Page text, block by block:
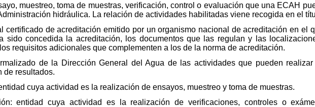
muestreo, toma de muestras, verificación, control o evaluación que una ECAH
hidráulica. La relación de actividades habilitadas viene recogida en el
de acreditación emitido por un organismo nacional de acreditación en el
sido concedida la acreditación, los documentos que las regulan y las
requisitos adicionales que complementen a los de la norma de acreditación.
de la Dirección General del Agua de las actividades que pueden
de resultados.
cuya actividad es la realización de ensayos, muestreo y toma de muestras.
entidad cuya actividad es la realización de verificaciones, controles o